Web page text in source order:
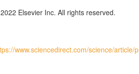
Elsevier Inc. All rights reserved.
www.sciencedirect.com/science/